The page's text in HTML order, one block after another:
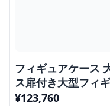
フィギュアケース
ス扉付き大型フィ
¥123,760